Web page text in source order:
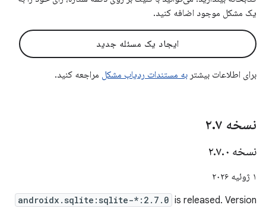
یک مشکل موجود اضافه کنید.
ایجاد یک مسئله جدید
برای اطلاعات بیشتر به مستندات ردیاب مشکل مراجعه کنید.
نسخه ۲ .۷
نسخه ۲ .۷.۰
۱ ژوئیه ۲۰۲۶
androidx.sqlite:sqlite-*:2.7.0 is released. Version